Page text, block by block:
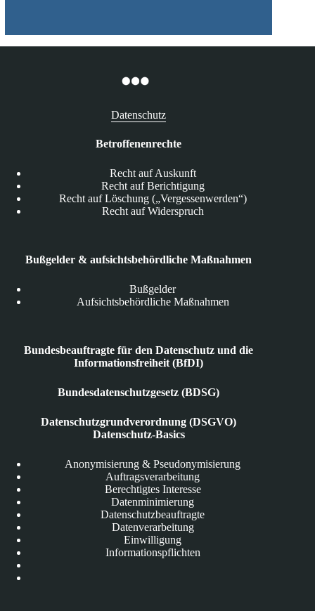
Datenschutz
Betroffenenrechte
Recht auf Auskunft
Recht auf Berichtigung
Recht auf Löschung („Vergessenwerden“)
Recht auf Widerspruch
Bußgelder & aufsichtsbehördliche Maßnahmen
Bußgelder
Aufsichtsbehördliche Maßnahmen
Bundesbeauftragte für den Datenschutz und die
Informationsfreiheit (BfDI)
Bundesdatenschutzgesetz (BDSG)
Datenschutzgrundverordnung (DSGVO)
Datenschutz-Basics
Anonymisierung & Pseudonymisierung
Auftragsverarbeitung
Berechtigtes Interesse
Datenminimierung
Datenschutzbeauftragte
Datenverarbeitung
Einwilligung
Informationspflichten